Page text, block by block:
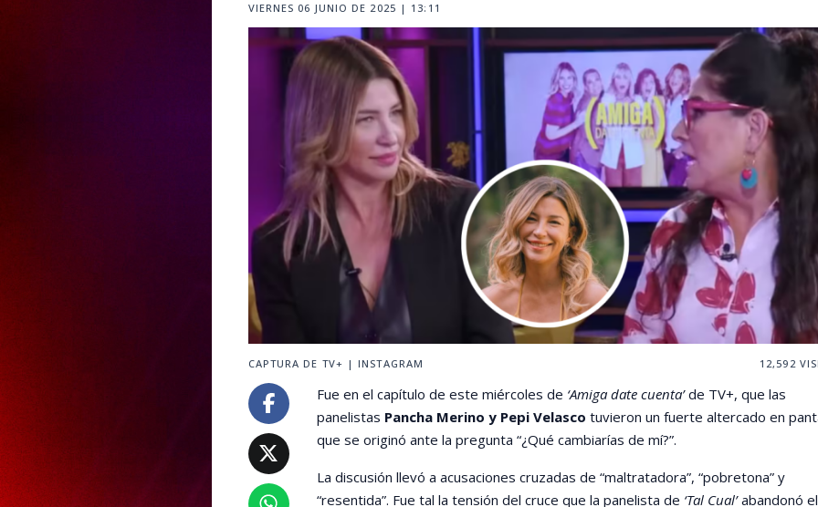
VIERNES 06 JUNIO DE 2025 | 13:11
CAPTURA DE TV+ | INSTAGRAM 12,592
Fue en el capítulo de este miércoles de ‘Amiga date cuenta’de TV+, que las
panelistas Pancha Merino y Pepi Velasco tuvieron un fuerte altercado en
que se originó ante la pregunta “¿Qué cambiarías de mí?”.
La discusión llevó a acusaciones cruzadas de “maltratadora”, “pobretona” y
“resentida”. Fue tal la tensión del cruce que la panelista de ‘Tal Cual’abandonó el